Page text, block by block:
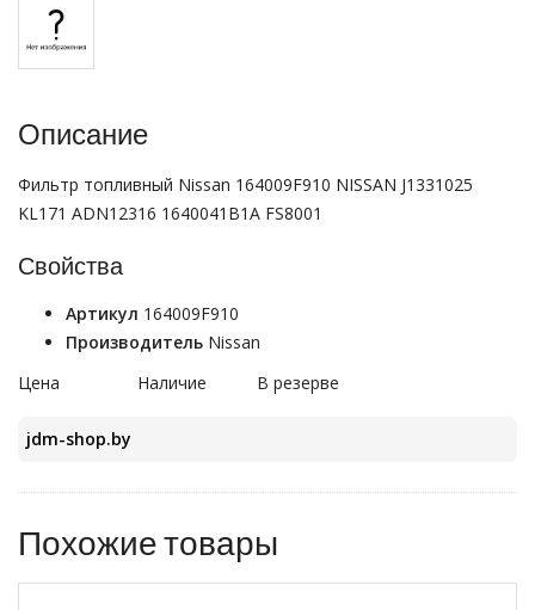
Описание
Фильтр топливный Nissan 164009F910 NISSAN J1331025
KL171 ADN12316 1640041B1A FS8001
Свойства
Артикул 164009F910
Производитель Nissan
Цена
Наличие В резерве
jdm-shop.by
Похожие товары